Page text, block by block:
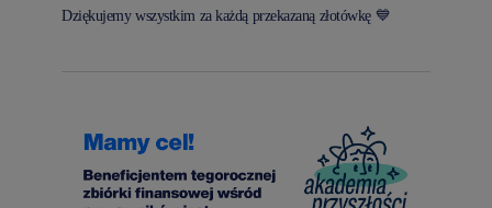
Dziękujemy wszystkim za każdą przekazaną złotówkę 💙